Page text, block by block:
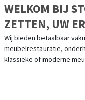
WELKOM BIJ
ZETTEN, UW
SINDS 1938
Wij bieden betaalbaar
meubelrestauratie,
klassieke of moderne